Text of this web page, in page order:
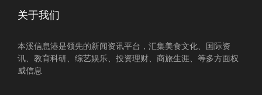
关于我们
本溪信息港是领先的新闻资讯平台，汇集美食文化、国际资
讯、教育科研、综艺娱乐、投资理财、商旅生涯、等多方面权
威信息